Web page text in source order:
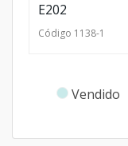
E202
Código 1138-1
Vendido